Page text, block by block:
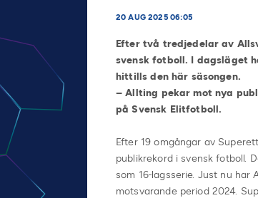
20 AUG 2025 06:05
Efter två tredjedelar av
svensk fotboll. I dagsläget
hittills den här säsongen.
– Allting pekar mot nya
på Svensk Elitfotboll.
Efter 19 omgångar av
publikrekord i svensk fotboll.
som 16-lagsserie. Just nu har
motsvarande period 2024.